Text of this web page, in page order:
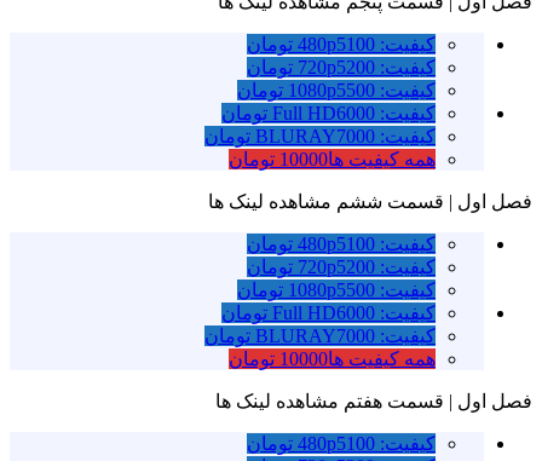
کیفیت: 480p 5100 تومان
کیفیت: 720p 5200 تومان
کیفیت: 1080p 5500 تومان
کیفیت: Full HD 6000 تومان
کیفیت: BLURAY 7000 تومان
همه کیفیت ها10000 تومان
فصل اول | قسمت ششم مشاهده لینک ها
کیفیت: 480p 5100 تومان
کیفیت: 720p 5200 تومان
کیفیت: 1080p 5500 تومان
کیفیت: Full HD 6000 تومان
کیفیت: BLURAY 7000 تومان
همه کیفیت ها10000 تومان
فصل اول | قسمت هفتم مشاهده لینک ها
کیفیت: 480p 5100 تومان